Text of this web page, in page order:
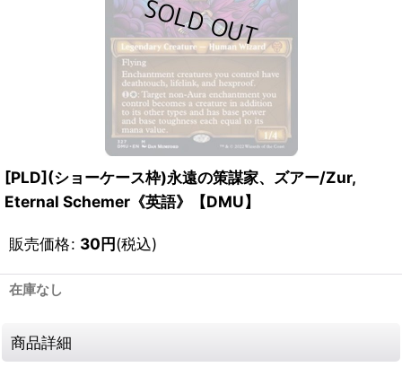
[PLD](ショーケース枠)永遠の策謀家、ズアー/Zur,
Eternal Schemer《英語》【DMU】
販売価格: 30円(税込)
在庫なし
商品詳細